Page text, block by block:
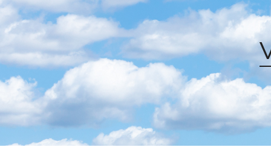
Götuskór
Hlaupaskór
Utanvega- og
Barnaskór
Eldri skór á afslætti